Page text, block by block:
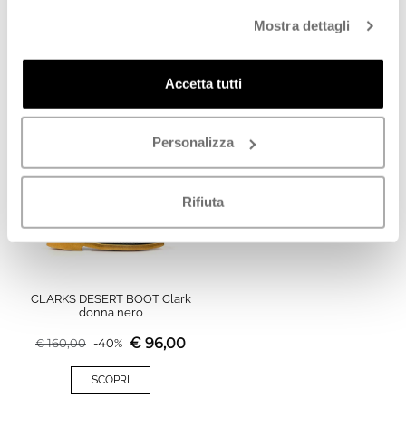
Mostra dettagli
Accetta tutti
Personalizza
Rifiuta
160,00 -40% €96,00
ESAURITO
CLARKS DESERT BOOT Clark
donna nero
€160,00 -40% € 96,00
SCOPRI